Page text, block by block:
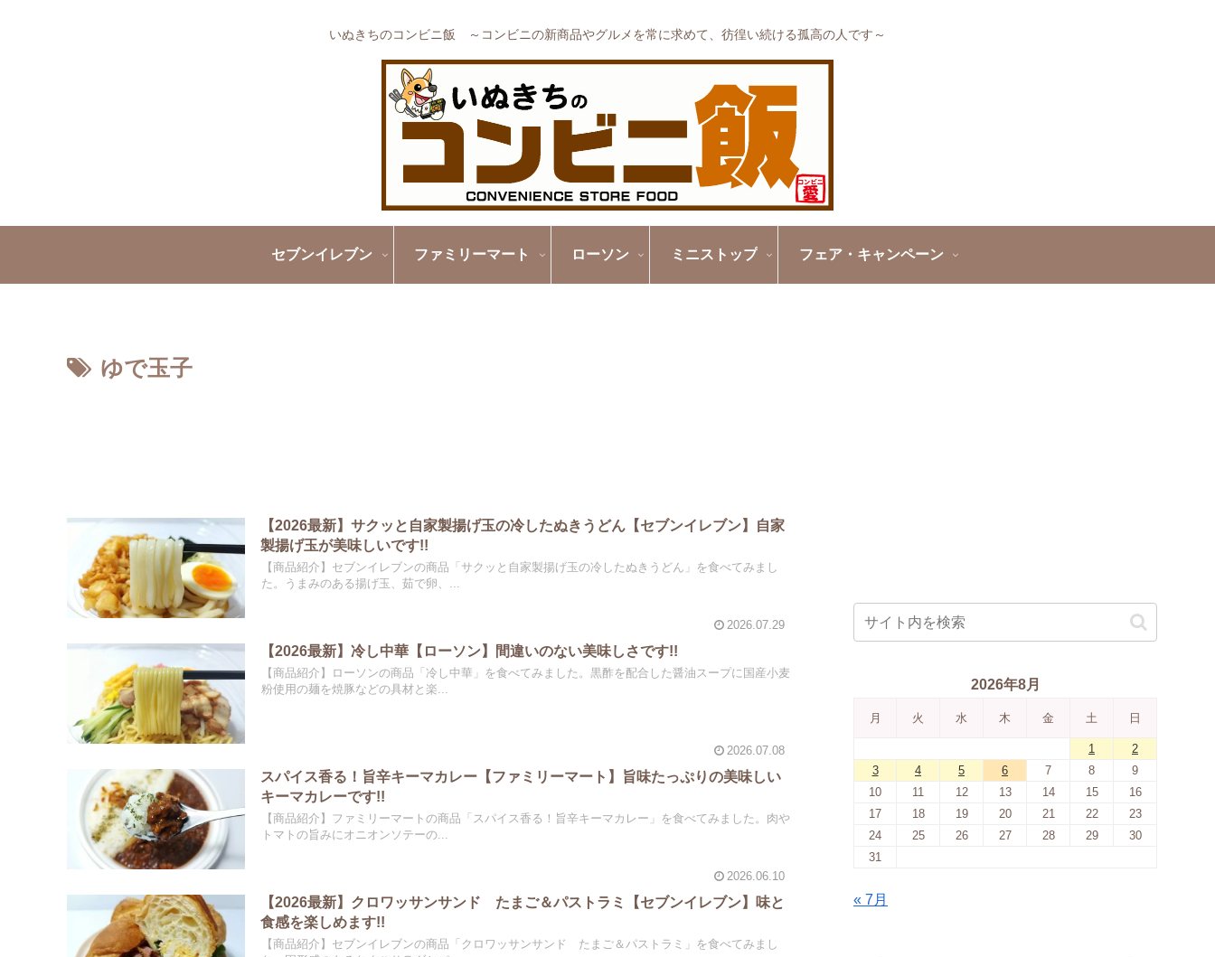
いぬきちのコンビニ飯 ～コンビニの新商品やグルメを常に求めて、彷徨い続ける孤高の人です～
セブンイレブン ファミリーマート ローソン ミニストップ フェア・キャンペーン
ゆで玉子
【2026最新】サクッと自家製揚げ玉の冷したぬきうどん【セブンイレブン】自家
製揚げ玉が美味しいです!!
【商品紹介】セブンイレブンの商品「サクッと自家製揚げ玉の冷したぬきうどん」を食べてみまし
た。うまみのある揚げ玉、茹で卵、...
2026.07.29
【2026最新】冷し中華【ローソン】間違いのない美味しさです!!
【商品紹介】ローソンの商品「冷し中華」を食べてみました。黒酢を配合した醤油スープに国産小麦
粉使用の麺を焼豚などの具材と楽...
2026.07.08
スパイス香る！旨辛キーマカレー【ファミリーマート】旨味たっぷりの美味しい
キーマカレーです!!
【商品紹介】ファミリーマートの商品「スパイス香る！旨辛キーマカレー」を食べてみました。肉や
トマトの旨みにオニオンソテーの...
2026.06.10
【2026最新】クロワッサンサンド たまご＆パストラミ【セブンイレブン】味と
食感を楽しめます!!
【商品紹介】セブンイレブンの商品「クロワッサンサンド たまご＆パストラミ」を食べてみまし
2026年8月
月 火 水 木 金 土 日
1
2
3
4 5 6 7 8
9
10
11 12 13 14 15
16
17
18 19 20 21 22
23
24
25 26 27 28 29
30
31
« 7月